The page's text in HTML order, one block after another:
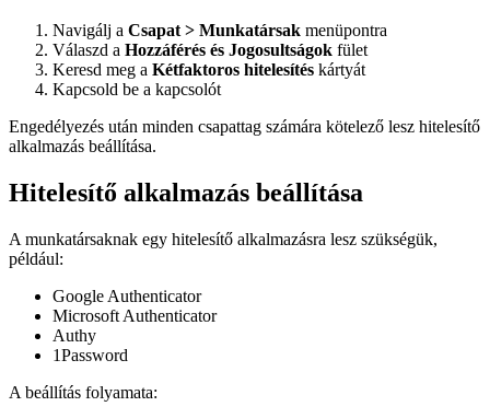
Navigálj a Csapat > Munkatársak menüpontra
Válaszd a Hozzáférés és Jogosultságok fület
Keresd meg a Kétfaktoros hitelesítés kártyát
Kapcsold be a kapcsolót
Engedélyezés után minden csapattag számára kötelező lesz hitelesítő
alkalmazás beállítása.
Hitelesítő alkalmazás beállítása
A munkatársaknak egy hitelesítő alkalmazásra lesz szükségük,
például:
Google Authenticator
Microsoft Authenticator
Authy
1Password
A beállítás folyamata: